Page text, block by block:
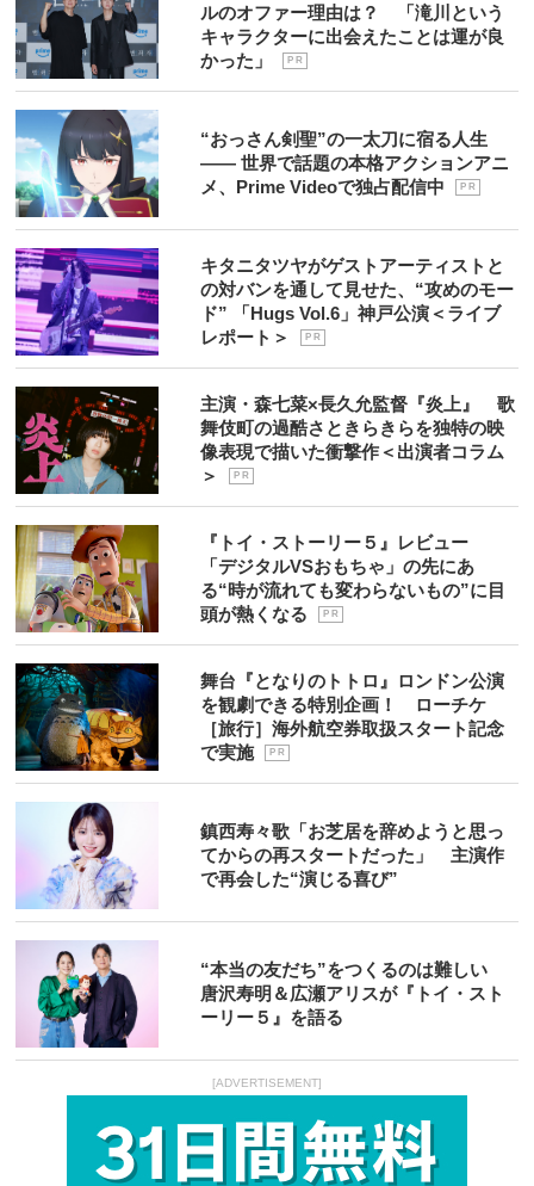
ルのオファー理由は？ 「滝川という
キャラクターに出会えたことは運が良
かった」
P R
“おっさん剣聖”の一太刀に宿る人生
―― 世界で話題の本格アクションアニ
メ、Prime Videoで独占配信中
P R
キタニタツヤがゲストアーティストと
の対バンを通して見せた、“攻めのモー
ド” 「Hugs Vol.6」神戸公演＜ライブ
レポート＞
P R
主演・森七菜×長久允監督『炎上』 歌
舞伎町の過酷さときらきらを独特の映
像表現で描いた衝撃作＜出演者コラム
＞
P R
『トイ・ストーリー５』レビュー
「デジタルVSおもちゃ」の先にあ
る“時が流れても変わらないもの”に目
頭が熱くなる
P R
舞台『となりのトトロ』ロンドン公演
を観劇できる特別企画！ ローチケ
［旅行］海外航空券取扱スタート記念
で実施
P R
鎮西寿々歌「お芝居を辞めようと思っ
てからの再スタートだった」 主演作
で再会した“演じる喜び”
“本当の友だち”をつくるのは難しい
唐沢寿明＆広瀬アリスが『トイ・スト
ーリー５』を語る
[ADVERTISEMENT]